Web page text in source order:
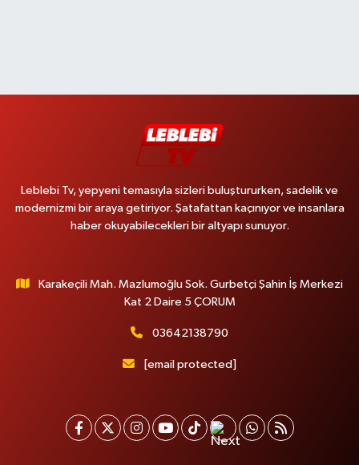
Leblebi Tv, yepyeni temasıyla sizleri buluştururken, sadelik ve
modernizmi bir araya getiriyor. Şatafattan kaçınıyor ve insanlara
haber okuyabilecekleri bir altyapı sunuyor.
Karakeçili Mah. Mazlumoğlu Sok. Gurbetçi Şahin İş Merkezi
Kat 2 Daire 5 ÇORUM
03642138790
[email protected]